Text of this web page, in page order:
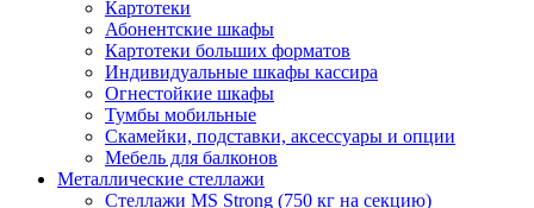
Картотеки
Абонентские шкафы
Картотеки больших форматов
Индивидуальные шкафы кассира
Огнестойкие шкафы
Тумбы мобильные
Скамейки, подставки, аксессуары и опции
Мебель для балконов
Металлические стеллажи
Стеллажи MS Strong (750 кг на секцию)